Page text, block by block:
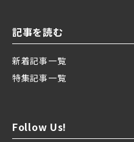
記事を読む
新着記事一覧
特集記事一覧
Follow Us!